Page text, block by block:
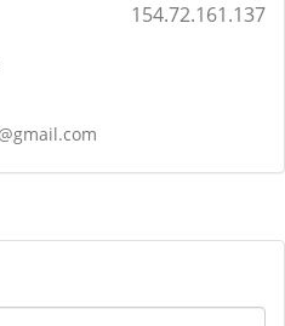
154.72.161.137